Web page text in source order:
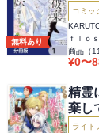
無料あり
る妹
コミッ
ｆｌｏ
商品（11
¥0〜
精霊
棄し
る妹
ライト